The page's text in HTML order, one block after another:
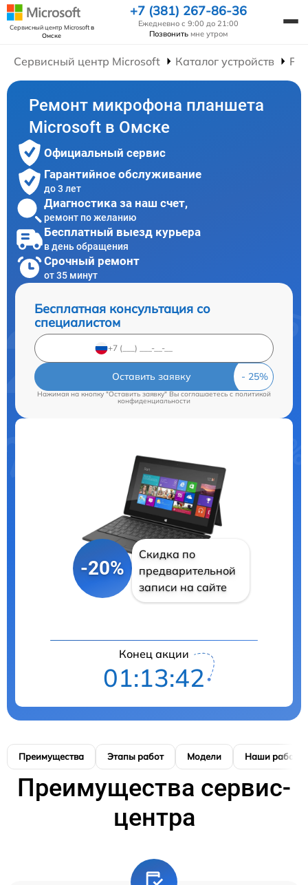
Сервисный центр Microsoftв
Омске
+7 (381) 267-86-36
Ежедневно с 9:00 до 21:00
Позвонить мне утром
Сервисный центр Microsoft Каталог устройств
Ремонт микрофона планшета
Microsoft в Омске
Официальный сервис
Гарантийное обслуживание
до 3 лет
Диагностика за наш счет,
ремонт по желанию
Бесплатный выезд курьера
в день обращения
Срочный ремонт
от 35 минут
Бесплатная консультация со
специалистом
Оставить заявку
Нажимая на кнопку "Оставить заявку" Вы соглашаетесь cполитикой
конфиденциальности
-20%
Скидка по
предварительной
записи на сайте
Конец акции
01:13:42
Преимущества Этапы работ Модели Наши работы
Преимущества сервис-
центра